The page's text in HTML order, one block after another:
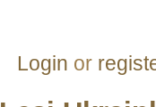
Login or